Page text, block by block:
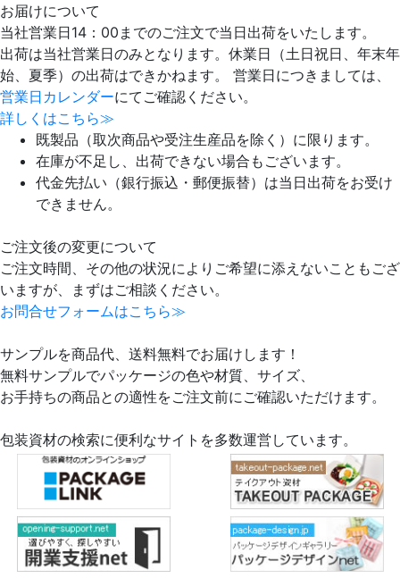
お届けについて
当社営業日14：00までのご注文で当日出荷をいたします。
出荷は当社営業日のみとなります。休業日（土日祝日、年末年
始、夏季）の出荷はできかねます。 営業日につきましては、
営業日カレンダーにてご確認ください。
詳しくはこちら≫
既製品（取次商品や受注生産品を除く）に限ります。
在庫が不足し、出荷できない場合もございます。
代金先払い（銀行振込・郵便振替）は当日出荷をお受け
できません。
ご注文後の変更について
ご注文時間、その他の状況によりご希望に添えないこともござ
いますが、まずはご相談ください。
お問合せフォームはこちら≫
サンプルを商品代、送料無料でお届けします！
無料サンプルでパッケージの色や材質、サイズ、
お手持ちの商品との適性をご注文前にご確認いただけます。
包装資材の検索に便利なサイトを多数運営しています。